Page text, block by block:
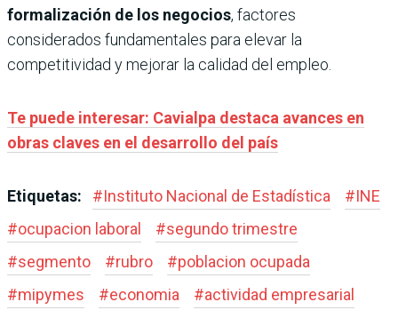
formalización de los negocios, factores
considerados fundamentales para elevar la
competitividad y mejorar la calidad del empleo.
Te puede interesar: Cavialpa destaca avances en
obras claves en el desarrollo del país
Etiquetas: #Instituto Nacional de Estadística #INE
#ocupacion laboral #segundo trimestre
#segmento #rubro #poblacion ocupada
#mipymes #economia #actividad empresarial